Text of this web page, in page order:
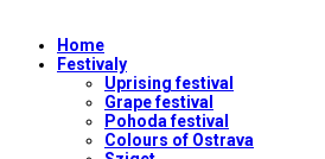
Home
Festivaly
Uprising festival
Grape festival
Pohoda festival
Colours of Ostrava